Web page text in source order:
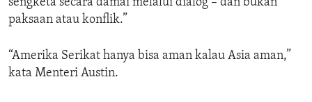
sengketa secara damai melalui dialog – dan bukan
paksaan atau konflik.”
“Amerika Serikat hanya bisa aman kalau Asia aman,”
kata Menteri Austin.